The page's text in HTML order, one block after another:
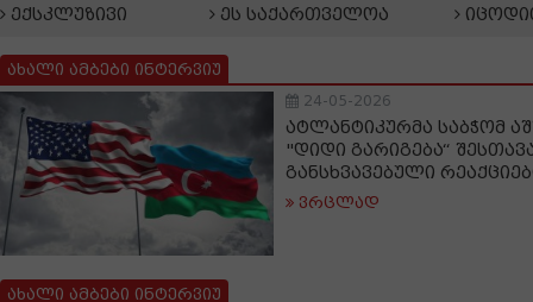
ექსკლუზივი
ეს საქართველოა
ახალი ამბები ინტერვიუ
24-05-2026
ატლანტიკურმა საბჭომ
"დიდი გარიგება“
განსხვავებული
ვრცლად
ახალი ამბები ინტერვიუ